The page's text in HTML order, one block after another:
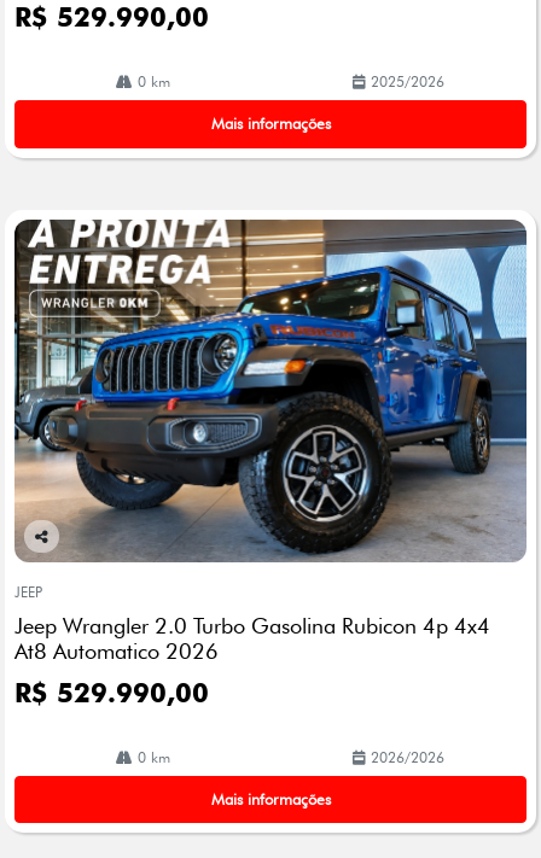
R$ 529.990,00
0 km 2025/2026
Mais informações
Co
arti
lhe
JEEP
Jeep Wrangler 2.0 Turbo Gasolina Rubicon 4p 4x4
At8 Automatico 2026
R$ 529.990,00
0 km 2026/2026
Mais informações